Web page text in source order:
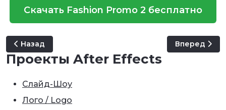
Скачать Fashion Promo 2 бесплатно
Предыдущий: Wood Slider
Назад Следующий:
Вперед
Проекты After Effects
Слайд-Шоу
Лого / Logo